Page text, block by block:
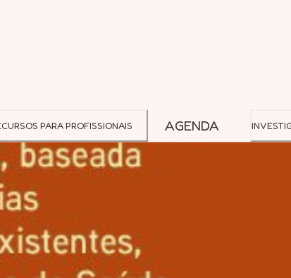
PARA PROFISSIONAIS AGENDA